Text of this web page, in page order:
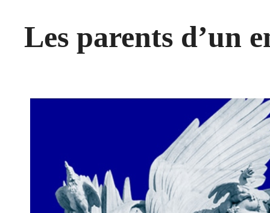
Les parents d’un